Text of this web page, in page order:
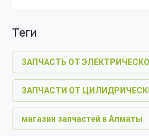
теги
ЗАПЧАСТЬ ОТ
ЗАПЧАСТИ ОТ
магазин запчастей в Алматы